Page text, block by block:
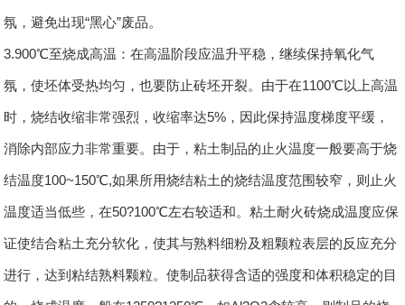
氛，避免出现“黑心”废品。
3.900℃至烧成高温：在高温阶段应温升平稳，继续保持氧化气
氛，使坯体受热均匀，也要防止砖坯开裂。由于在1100℃以上高温
时，烧结收缩非常强烈，收缩率达5%，因此保持温度梯度平缓，
消除内部应力非常重要。由于，粘土制品的止火温度一般要高于烧
结温度100~150℃,如果所用烧结粘土的烧结温度范围较窄，则止火
温度适当低些，在50?100℃左右较适和。粘土耐火砖烧成温度应保
证使结合粘土充分软化，使其与熟料细粉及粗颗粒表层的反应充分
进行，达到粘结熟料颗粒。使制品获得含适的强度和体积稳定的目